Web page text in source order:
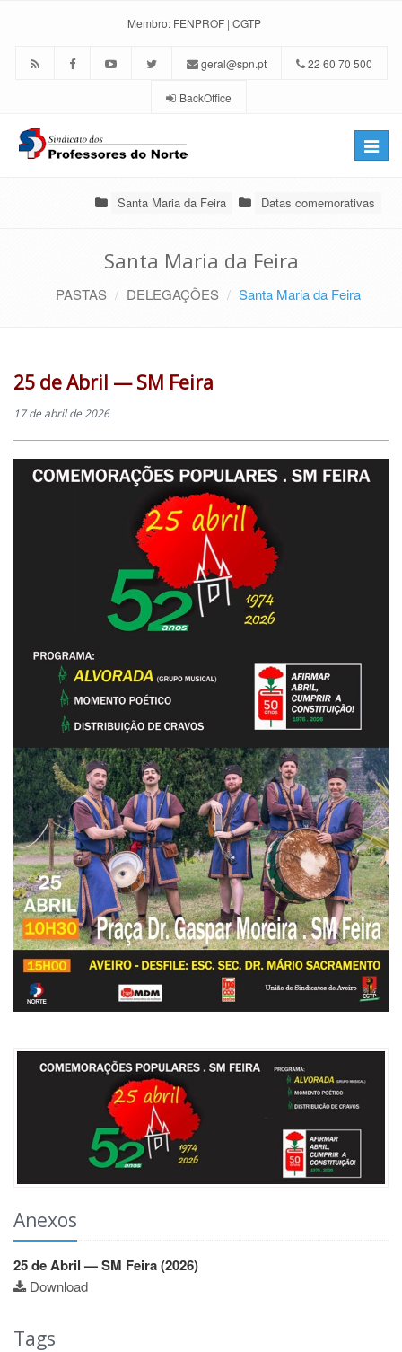
Membro: FENPROF | CGTP
geral@spn.pt 22 60 70 500
BackOffice
Toggle
Santa Maria da Feira Datas comemorativas
Santa Maria da Feira
PASTAS DELEGAÇÕES Santa Maria da Feira
25 de Abril — SM Feira
17 de abril de 2026
Anexos
25 de Abril — SM Feira (2026)
Download
Tags